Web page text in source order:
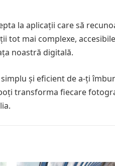
la aplicații care să
tot mai complexe,
noastră digitală.
și eficient de a-ți
transforma fiecare